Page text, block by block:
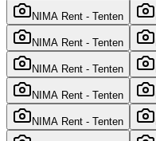
NIMA Rent - Tenten
NIMA Rent - Tenten
NIMA Rent - Tenten
NIMA Rent - Tenten
NIMA Rent - Tenten